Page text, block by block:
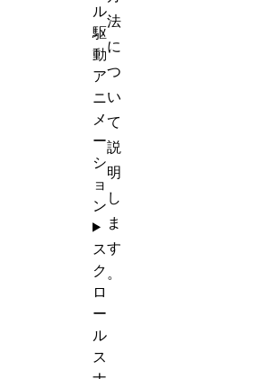
法
に
つ
い
て
説
明
し
ま
す
。
ル
駆
動
ア
ニ
メ
ー
シ
ョ
ン
ス
ク
ロ
ー
ル
ス